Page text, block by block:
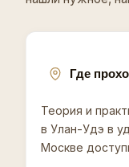
Где
Теория и
в Улан-Удэ в
Москве
температуру,
Запишитесь
Из-за
бурятского
тёмного,